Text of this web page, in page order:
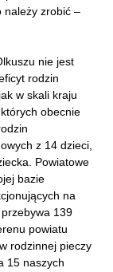
należy zrobić –
nie jest
rodzin
w skali kraju
obecnie
z 14 dzieci,
Powiatowe
bazie
na
139
powiatu
rodzinnej pieczy
15 naszych